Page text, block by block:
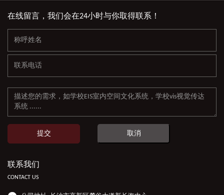
在线留言，我们会在24小时与你取得联系！
提交 取消
联系我们
CONTACT US